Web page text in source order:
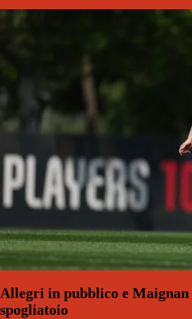
Allegri in pubblico e
spogliatoio